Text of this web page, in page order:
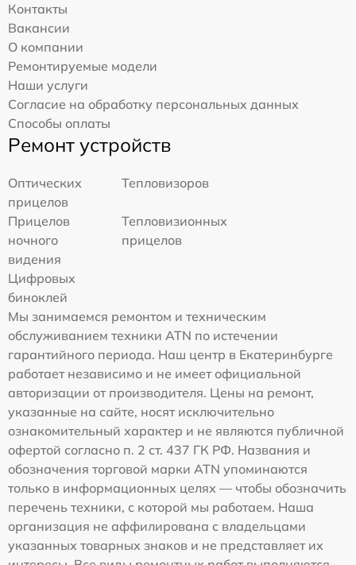
Контакты
Вакансии
О компании
Ремонтируемые модели
Наши услуги
Согласие на обработку персональных данных
Способы оплаты
Ремонт устройств
Оптических
прицелов
Тепловизоров
Прицелов
ночного
видения
Тепловизионных
прицелов
Цифровых
биноклей
Мы занимаемся ремонтом и техническим
обслуживанием техники ATN по истечении
гарантийного периода. Наш центр в Екатеринбурге
работает независимо и не имеет официальной
авторизации от производителя. Цены на ремонт,
указанные на сайте, носят исключительно
ознакомительный характер и не являются публичной
офертой согласно п. 2 ст. 437 ГК РФ. Названия и
обозначения торговой марки ATN упоминаются
только в информационных целях — чтобы обозначить
перечень техники, с которой мы работаем. Наша
организация не аффилирована с владельцами
указанных товарных знаков и не представляет их